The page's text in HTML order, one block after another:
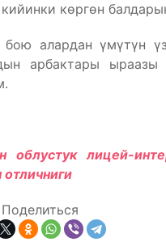
көргөн
алардан үмүтүн
арбактары ыраазы
лицей-
Поделиться